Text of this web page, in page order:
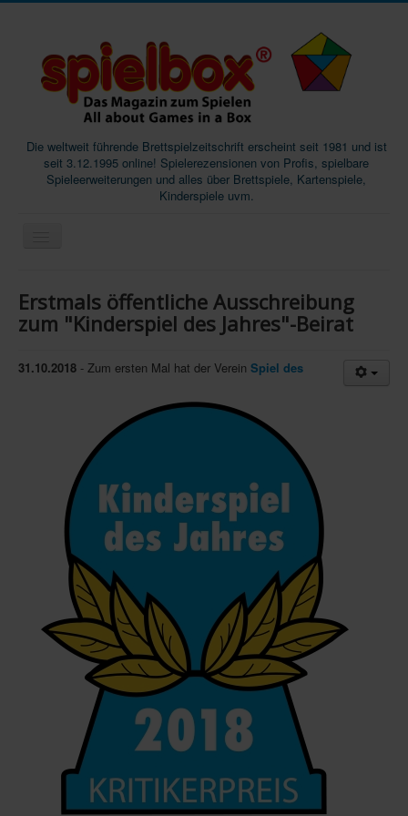
Die weltweit führende Brettspielzeitschrift erscheint seit 1981 und ist
seit 3.12.1995 online! Spielerezensionen von Profis, spielbare
Spieleerweiterungen und alles über Brettspiele, Kartenspiele,
Kinderspiele uvm.
Magazine
Podcast
Download spielbox Special 2025
Spieledatenbank
Premium login
Neuheiten-New Games
Köpfe-Heads
Preise-Awards
Branchen-/Wirtschaftsnews
Interviews
Crowdfunding
Veranstaltungen-Events
Erstmals öffentliche Ausschreibung
zum "Kinderspiel des Jahres"-Beirat
31.10.2018 - Zum ersten Mal hat der Verein Spiel des